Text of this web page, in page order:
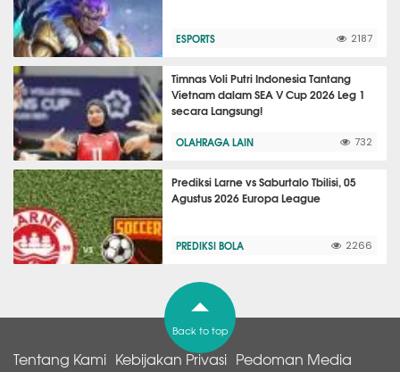
ESPORTS 2187
Timnas Voli Putri Indonesia Tantang
Vietnam dalam SEA V Cup 2026 Leg 1
secara Langsung!
OLAHRAGA LAIN 732
Prediksi Larne vs Saburtalo Tbilisi, 05
Agustus 2026 Europa League
PREDIKSI BOLA 2266
Back to top
Tentang Kami Kebijakan Privasi Pedoman Media